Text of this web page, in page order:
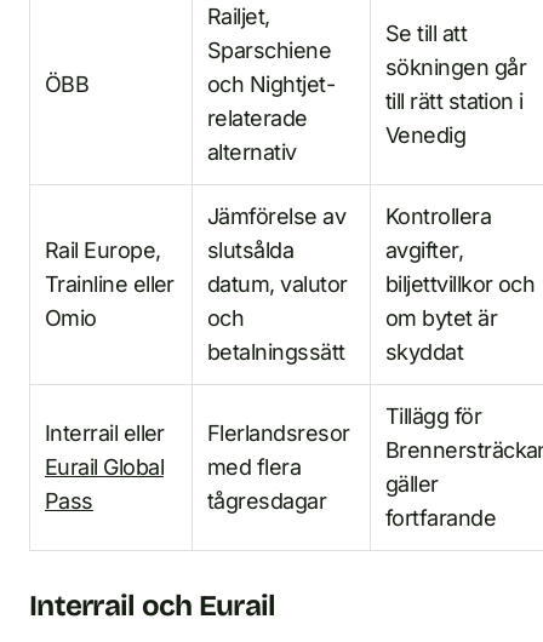
ÖBB
Railjet,
Sparschiene
och Nightjet-
relaterade
alternativ
Se till att
sökningen går
till rätt station i
Venedig
Rail Europe,
Trainline eller
Omio
Jämförelse av
slutsålda
datum, valutor
och
betalningssätt
Kontrollera
avgifter,
biljettvillkor och
om bytet är
skyddat
Interrail eller
Eurail Global
Pass
Flerlandsresor
med flera
tågresdagar
Tillägg för
gäller
fortfarande
Interrail och Eurail